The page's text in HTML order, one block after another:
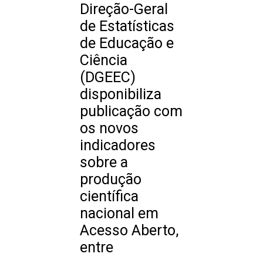
Direção-Geral
de Estatísticas
de Educação e
Ciência
(DGEEC)
disponibiliza
publicação com
os novos
indicadores
sobre a
produção
científica
nacional em
Acesso Aberto,
entre